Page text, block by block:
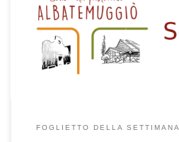
FOGLIETTO DELLA SETTIMANA